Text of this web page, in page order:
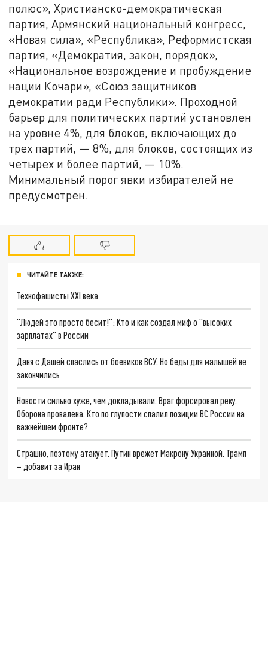
полюс», Христианско-демократическая
партия, Армянский национальный конгресс,
«Новая сила», «Республика», Реформистская
партия, «Демократия, закон, порядок»,
«Национальное возрождение и пробуждение
нации Кочари», «Союз защитников
демократии ради Республики». Проходной
барьер для политических партий установлен
на уровне 4%, для блоков, включающих до
трех партий, — 8%, для блоков, состоящих из
четырех и более партий, — 10%.
Минимальный порог явки избирателей не
предусмотрен.
ЧИТАЙТЕ ТАКЖЕ:
Технофашисты XXI века
"Людей это просто бесит!": Кто и как создал миф о "высоких
зарплатах" в России
Даня с Дашей спаслись от боевиков ВСУ. Но беды для малышей не
закончились
Новости сильно хуже, чем докладывали. Враг форсировал реку.
Оборона провалена. Кто по глупости спалил позиции ВС России на
важнейшем фронте?
Страшно, поэтому атакует. Путин врежет Макрону Украиной. Трамп
– добавит за Иран